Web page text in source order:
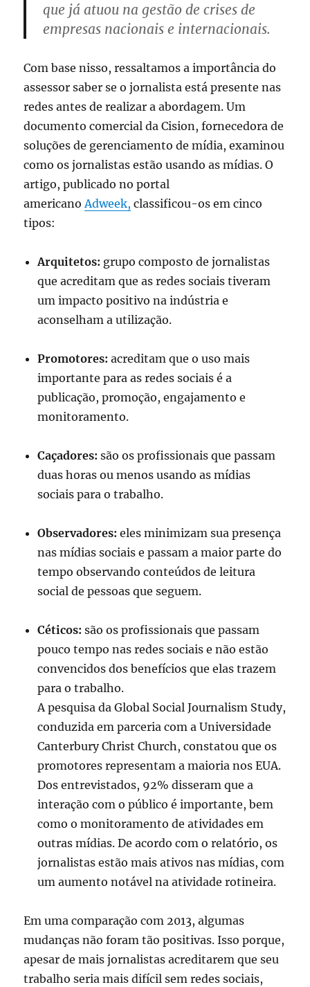
que já atuou na gestão de crises de
empresas nacionais e internacionais.
Com base nisso, ressaltamos a importância do
assessor saber se o jornalista está presente nas
redes antes de realizar a abordagem. Um
documento comercial da Cision, fornecedora de
soluções de gerenciamento de mídia, examinou
como os jornalistas estão usando as mídias. O
artigo, publicado no portal
americanoAdweek, classificou-os em cinco
tipos:
Arquitetos: grupo composto de jornalistas
que acreditam que as redes sociais tiveram
um impacto positivo na indústria e
aconselham a utilização.
Promotores: acreditam que o uso mais
importante para as redes sociais é a
publicação, promoção, engajamento e
monitoramento.
Caçadores: são os profissionais que passam
duas horas ou menos usando as mídias
sociais para o trabalho.
Observadores: eles minimizam sua presença
nas mídias sociais e passam a maior parte do
tempo observando conteúdos de leitura
social de pessoas que seguem.
Céticos: são os profissionais que passam
pouco tempo nas redes sociais e não estão
convencidos dos benefícios que elas trazem
para o trabalho.
A pesquisa da Global Social Journalism Study,
conduzida em parceria com a Universidade
Canterbury Christ Church, constatou que os
promotores representam a maioria nos EUA.
Dos entrevistados, 92% disseram que a
interação com o público é importante, bem
como o monitoramento de atividades em
outras mídias. De acordo com o relatório, os
jornalistas estão mais ativos nas mídias, com
um aumento notável na atividade rotineira.
Em uma comparação com 2013, algumas
mudanças não foram tão positivas. Isso porque,
apesar de mais jornalistas acreditarem que seu
trabalho seria mais difícil sem redes sociais,